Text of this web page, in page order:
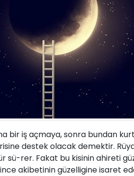
bir iş açmaya, sonra bundan
destek olacak demektir.
rer. Fakat bu kisinin ahireti
akibetinin güzelligine isaret